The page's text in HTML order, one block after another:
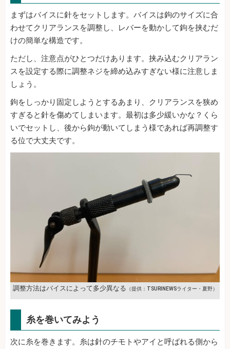
まずはバイスに針をセットします。バイスは鉤のサイズに合
わせてクリアランスを調整し、レバーを動かして鉤を挟むだ
けの簡単な構造です。
ただし、注意点がひとつだけあります。挟み込むクリアラン
スを設定する際に調整ネジを締め込みすぎない様に注意しま
しょう。
鉤をしっかり固定しようとするあまり、クリアランスを狭め
すぎると針を傷めてしまいます。最初は多少緩いかな？くら
いでセットし、後から鉤が動いてしまう様であれば再調整す
る位で大丈夫です。
調整方法はバイスによって多少異なる （提供：TSURINEWSライター・夏野）
糸を巻いてみよう
次に糸を巻きます。糸は針のチモトやアイと呼ばれる側から